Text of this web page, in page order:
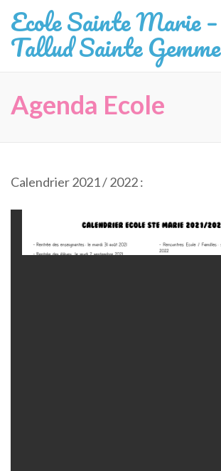
au
contenu
(Pressez
Ecole Sainte Marie –
Tallud Sainte Gemme
Agenda Ecole
Calendrier 2021 / 2022 :